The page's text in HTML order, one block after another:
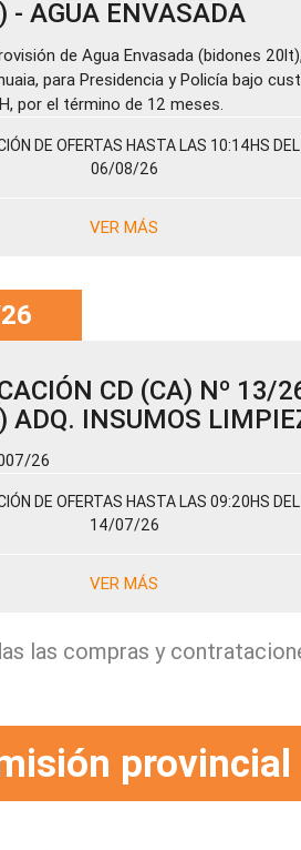
- AGUA ENVASADA
de Agua Envasada (bidones
para Presidencia y Policía bajo
por el término de 12 meses.
DE OFERTAS HASTA LAS 10:14HS DEL
06/08/26
VER MÁS
CD (CA) Nº 13/
ADQ. INSUMOS
26
DE OFERTAS HASTA LAS 09:20HS DEL
14/07/26
VER MÁS
las compras y